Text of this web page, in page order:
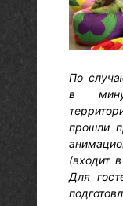
По
в
прошли
(входит
Для